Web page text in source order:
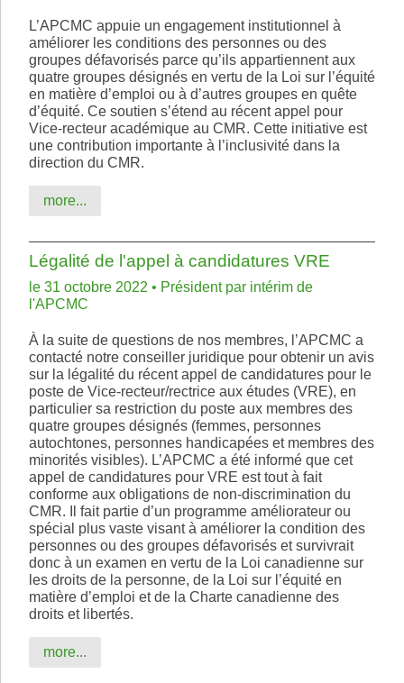
L’APCMC appuie un engagement institutionnel à
améliorer les conditions des personnes ou des
groupes défavorisés parce qu’ils appartiennent aux
quatre groupes désignés en vertu de la Loi sur l’équité
en matière d’emploi ou à d’autres groupes en quête
d’équité. Ce soutien s’étend au récent appel pour
Vice-recteur académique au CMR. Cette initiative est
une contribution importante à l’inclusivité dans la
direction du CMR.
more...
Légalité de l'appel à candidatures VRE
le 31 octobre 2022 • Président par intérim de
l'APCMC
À la suite de questions de nos membres, l’APCMC a
contacté notre conseiller juridique pour obtenir un avis
sur la légalité du récent appel de candidatures pour le
poste de Vice-recteur/rectrice aux études (VRE), en
particulier sa restriction du poste aux membres des
quatre groupes désignés (femmes, personnes
autochtones, personnes handicapées et membres des
minorités visibles). L’APCMC a été informé que cet
appel de candidatures pour VRE est tout à fait
conforme aux obligations de non-discrimination du
CMR. Il fait partie d’un programme améliorateur ou
spécial plus vaste visant à améliorer la condition des
personnes ou des groupes défavorisés et survivrait
donc à un examen en vertu de la Loi canadienne sur
les droits de la personne, de la Loi sur l’équité en
matière d’emploi et de la Charte canadienne des
droits et libertés.
more...